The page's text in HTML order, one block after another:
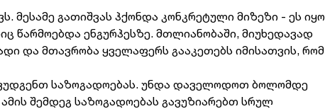
მესამე გათიშვას ჰქონდა კონკრეტული მიზეზი - ეს იყო
წარმოებდა ენგურჰესზე. მთლიანობაში, მიუხედავად
და მთავრობა ყველაფერს გააკეთებს იმისათვის, რომ
საზოგადოებას. უნდა დაველოდოთ ბოლომდე
შემდეგ საზოგადოებას გავუზიარებთ სრულ